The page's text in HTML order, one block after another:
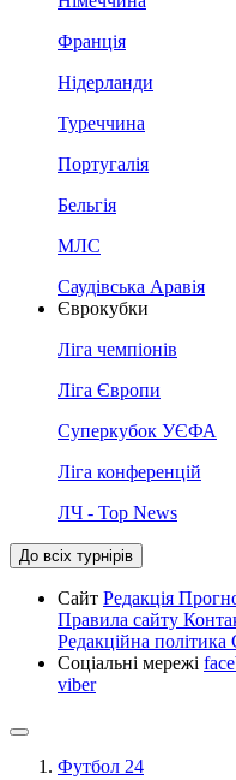
Франція
Нідерланди
Туреччина
Португалія
Бельгія
МЛС
Саудівська Аравія
Єврокубки
Ліга чемпіонів
Ліга Європи
Суперкубок УЄФА
Ліга конференцій
ЛЧ - Top News
До всіх турнірів
Сайт Редакція
Правила сайту
Редакційна політика
Соціальні мережі
viber
Футбол 24